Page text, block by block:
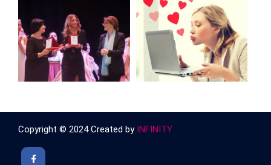
Copyright © 2024 Created by INFINITY